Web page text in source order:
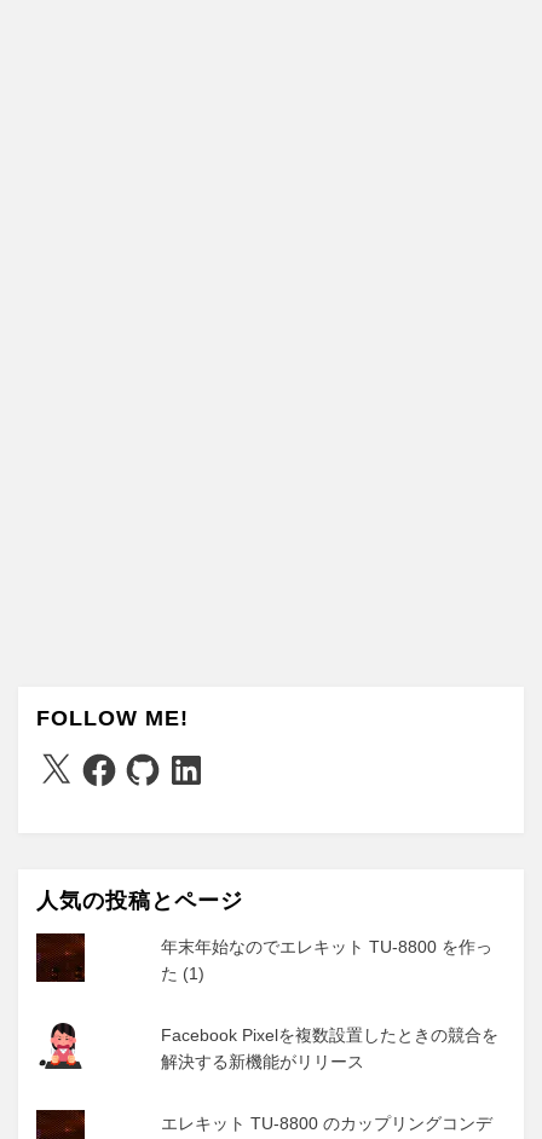
FOLLOW ME!
X Facebook
GitHubLinkedIn
人気の投稿とページ
年末年始なのでエレキット TU-8800 を作っ
た (1)
Facebook Pixelを複数設置したときの競合を
解決する新機能がリリース
エレキット TU-8800 のカップリングコンデ